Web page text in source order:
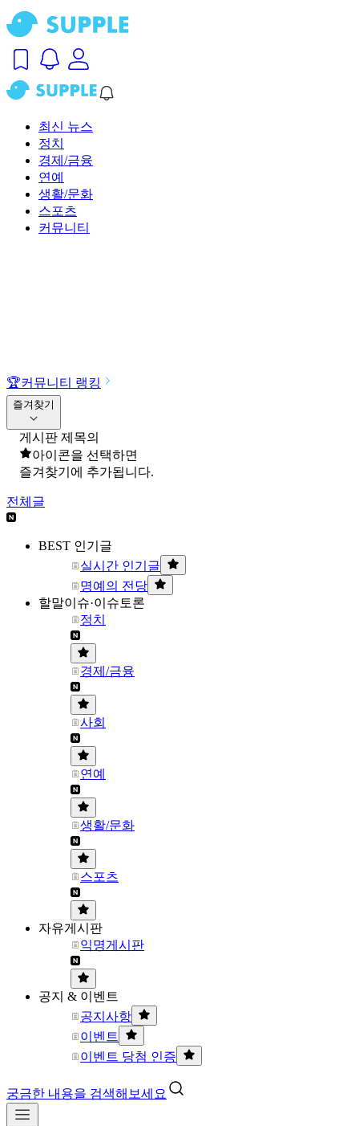
최신 뉴스
정치
경제/금융
연예
생활/문화
스포츠
커뮤니티
🏆커뮤니티 랭킹
즐겨찾기
게시판 제목의
아이콘을 선택하면
즐겨찾기에 추가됩니다.
전체글
BEST 인기글
실시간 인기글
명예의 전당
할말이슈·이슈토론
정치
경제/금융
사회
연예
생활/문화
스포츠
자유게시판
익명게시판
공지 & 이벤트
공지사항
이벤트
이벤트 당첨 인증
궁금한 내용을 검색해보세요